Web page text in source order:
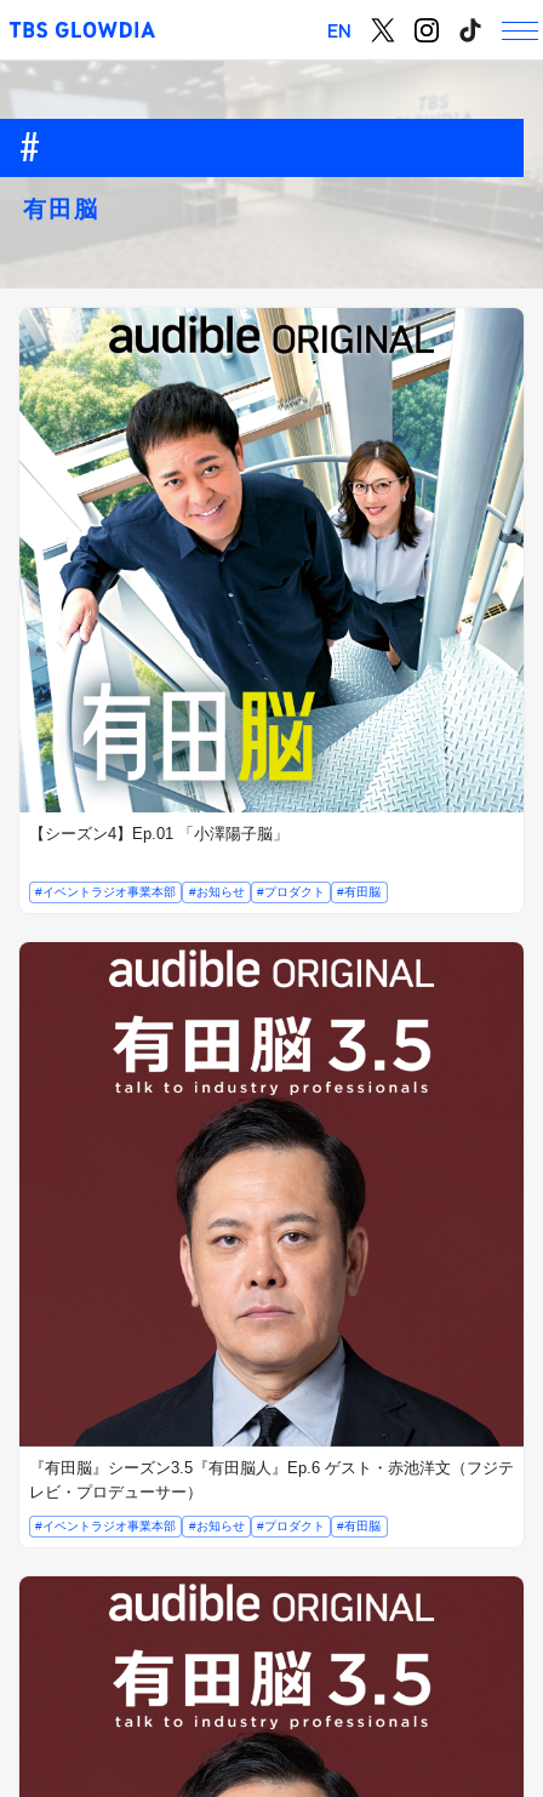
chevron_right会社概要
chevron_right事業紹介
chevron_rightアクセス
EN
有田脳
【シーズン4】Ep.01 「小澤陽子脳」
#イベントラジオ事業本部 #お知らせ #プロダクト #有田脳
『有田脳』シーズン3.5『有田脳人』Ep.6 ゲスト・赤池洋文（フジテ
レビ・プロデューサー）
#イベントラジオ事業本部 #お知らせ #プロダクト #有田脳